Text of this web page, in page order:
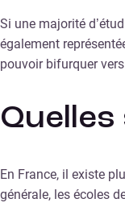
Si une majorité
également
pouvoir bifurquer
En France, il existe
générale, les écoles